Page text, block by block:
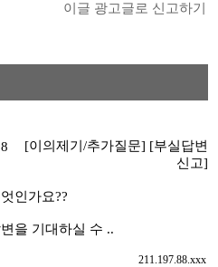
이글 광고글로 신고하기
[이의제기/추가질문] [부실답변
신고]
인가요??
을 기대하실 수 ..
211.197.88.xxx